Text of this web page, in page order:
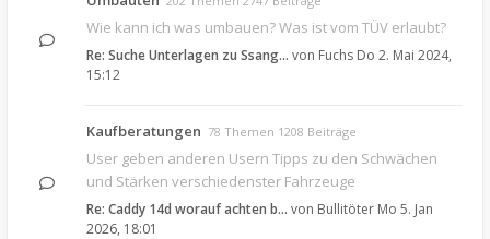
Wie kann ich was umbauen? Was ist vom TÜV erlaubt?
Re: Suche Unterlagen zu Ssang… von Fuchs Do 2. Mai 2024,
15:12
Kaufberatungen 78 Themen 1208 Beiträge
User geben anderen Usern Tipps zu den Schwächen
und Stärken verschiedenster Fahrzeuge
Re: Caddy 14d worauf achten b… von Bullitöter Mo 5. Jan
2026, 18:01